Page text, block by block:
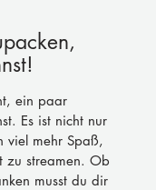
ein paar
Es ist nicht nur
viel mehr Spaß,
zu streamen. Ob
musst du dir